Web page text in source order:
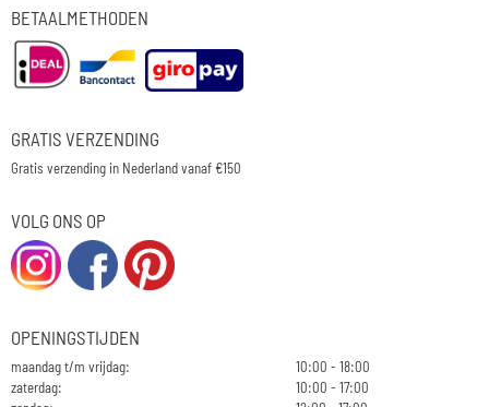
BETAALMETHODEN
GRATIS VERZENDING
Gratis verzending in Nederland vanaf €150
VOLG ONS OP
OPENINGSTIJDEN
maandag t/m vrijdag:
10:00 - 18:00
zaterdag:
10:00 - 17:00